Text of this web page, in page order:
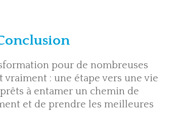
pour de nombreuses
: une étape vers une vie
à entamer un chemin de
et de prendre les meilleures